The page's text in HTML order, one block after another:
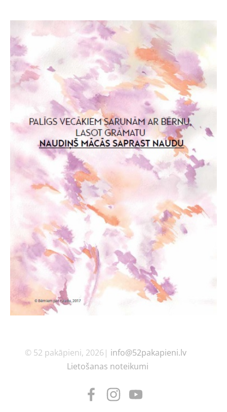
© 52 pakāpieni, 2026| info@52pakapieni.lv
Lietošanas noteikumi